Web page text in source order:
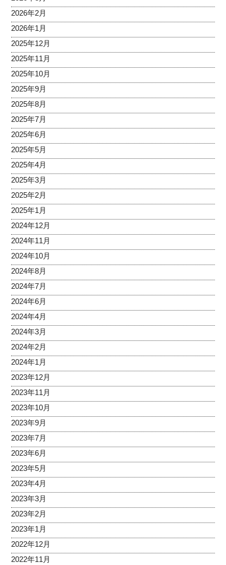
2026年2月
2026年1月
2025年12月
2025年11月
2025年10月
2025年9月
2025年8月
2025年7月
2025年6月
2025年5月
2025年4月
2025年3月
2025年2月
2025年1月
2024年12月
2024年11月
2024年10月
2024年8月
2024年7月
2024年6月
2024年4月
2024年3月
2024年2月
2024年1月
2023年12月
2023年11月
2023年10月
2023年9月
2023年7月
2023年6月
2023年5月
2023年4月
2023年3月
2023年2月
2023年1月
2022年12月
2022年11月